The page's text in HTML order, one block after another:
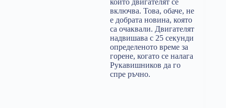
включва. Това, обаче, не
е добрата новина, която
са очаквали. Двигателят
надвишава с 25 секунди
определеното време за
горене, когато се налага
Рукавишников да го
спре ръчно.